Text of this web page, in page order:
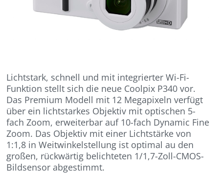
Lichtstark, schnell und mit integrierter Wi-Fi-
Funktion stellt sich die neue Coolpix P340 vor.
Das Premium Modell mit 12 Megapixeln verfügt
über ein lichtstarkes Objektiv mit optischen 5-
fach Zoom, erweiterbar auf 10-fach Dynamic Fine
Zoom. Das Objektiv mit einer Lichtstärke von
1:1,8 in Weitwinkelstellung ist optimal au den
großen, rückwärtig belichteten 1/1,7-Zoll-CMOS-
Bildsensor abgestimmt.